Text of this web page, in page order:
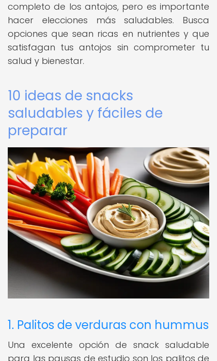
completo de los antojos, pero es importante
hacer elecciones más saludables. Busca
opciones que sean ricas en nutrientes y que
satisfagan tus antojos sin comprometer tu
salud y bienestar.
10 ideas de snacks
saludables y fáciles de
preparar
1. Palitos de verduras con hummus
Una excelente opción de snack saludable
para las pausas de estudio son los palitos de